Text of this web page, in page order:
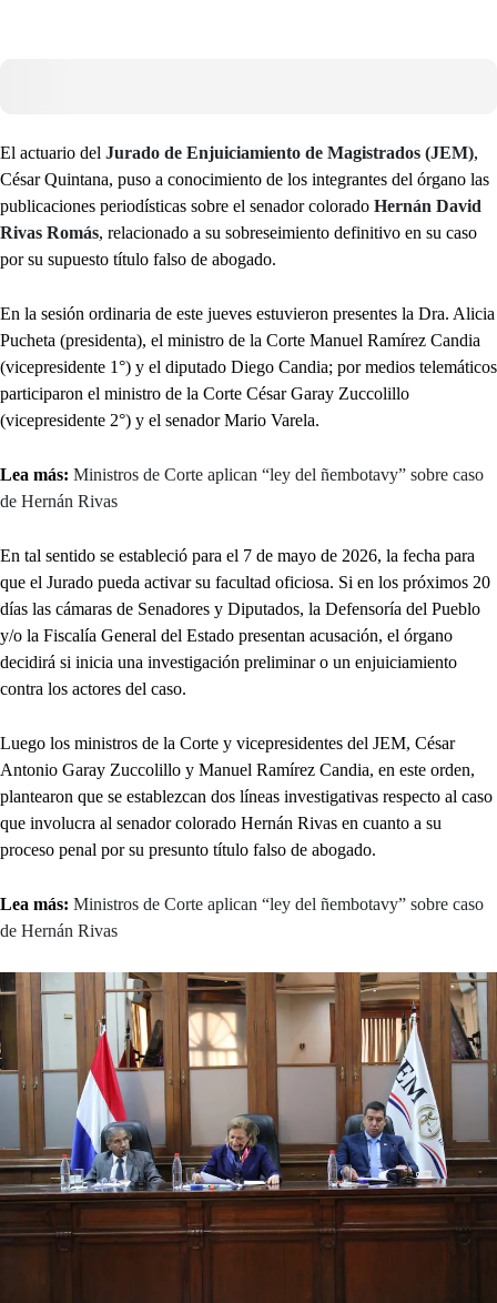
El actuario del Jurado de Enjuiciamiento de Magistrados (JEM),
César Quintana, puso a conocimiento de los integrantes del órgano las
publicaciones periodísticas sobre el senador colorado Hernán David
Rivas Romás, relacionado a su sobreseimiento definitivo en su caso
por su supuesto título falso de abogado.
En la sesión ordinaria de este jueves estuvieron presentes la Dra. Alicia
Pucheta (presidenta), el ministro de la Corte Manuel Ramírez Candia
(vicepresidente 1°) y el diputado Diego Candia; por medios telemáticos
participaron el ministro de la Corte César Garay Zuccolillo
(vicepresidente 2°) y el senador Mario Varela.
Lea más: Ministros de Corte aplican “ley del ñembotavy” sobre caso
de Hernán Rivas
En tal sentido se estableció para el 7 de mayo de 2026, la fecha para
que el Jurado pueda activar su facultad oficiosa. Si en los próximos 20
días las cámaras de Senadores y Diputados, la Defensoría del Pueblo
y/o la Fiscalía General del Estado presentan acusación, el órgano
decidirá si inicia una investigación preliminar o un enjuiciamiento
contra los actores del caso.
Luego los ministros de la Corte y vicepresidentes del JEM, César
Antonio Garay Zuccolillo y Manuel Ramírez Candia, en este orden,
plantearon que se establezcan dos líneas investigativas respecto al caso
que involucra al senador colorado Hernán Rivas en cuanto a su
proceso penal por su presunto título falso de abogado.
Lea más: Ministros de Corte aplican “ley del ñembotavy” sobre caso
de Hernán Rivas